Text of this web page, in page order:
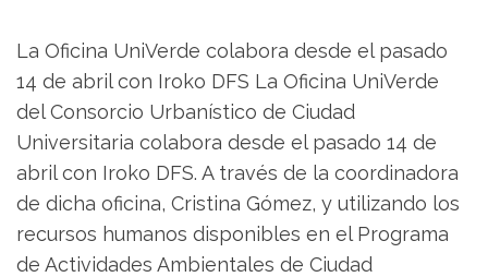
La Oficina UniVerde colabora desde el pasado
14 de abril con Iroko DFS La Oficina UniVerde
del Consorcio Urbanístico de Ciudad
Universitaria colabora desde el pasado 14 de
abril con Iroko DFS. A través de la coordinadora
de dicha oficina, Cristina Gómez, y utilizando los
recursos humanos disponibles en el Programa
de Actividades Ambientales de Ciudad